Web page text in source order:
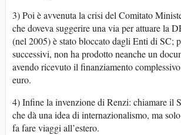
3) Poi è avvenuta la crisi del Comitato
che doveva suggerire una via per attuare la
(nel 2005) è stato bloccato dagli Enti di SC;
successivi, non ha prodotto neanche un
avendo ricevuto il finanziamento
euro.
4) Infine la invenzione di Renzi: chiamare il
che dà una idea di internazionalismo, ma
fa fare viaggi all’estero.